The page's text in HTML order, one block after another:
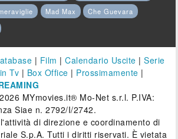
Mad Max
Che Guevara
| Film |Calendario Uscite |Serie
Tv | Box Office | Prossimamente |
MYmovies.it® Mo-Net s.r.l. P.IVA:
Siae n. 2792/I/2742.
di direzione e coordinamento di
S.p.A. Tutti i diritti riservati. È vietata